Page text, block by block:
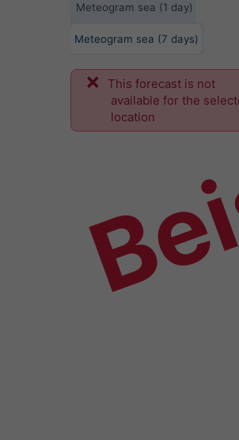
Meteogram sea (1 day)
Meteogram sea (7 days)
This forecast is not
available for the
location